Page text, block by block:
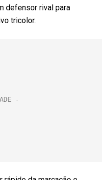
defensor rival para
tricolor.